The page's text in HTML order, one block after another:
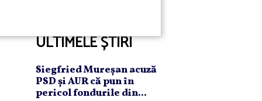
ULTIMELE ȘTIRI
Siegfried Mureşan acuză
PSD şi AUR că pun în
pericol fondurile din...